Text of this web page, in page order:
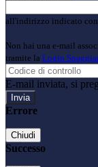
all'indirizzo indicato
Non hai una e-mail
tramite la Login
E-mail inviata, si
Errore
Chiudi
Successo